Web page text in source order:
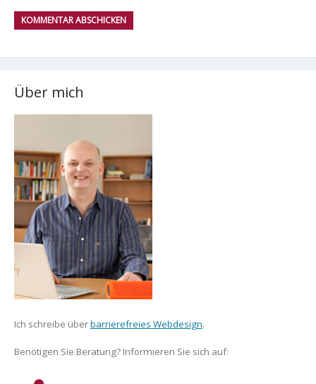
Über mich
Ich schreibe überbarrierefreies Webdesign.
Benötigen Sie Beratung? Informieren Sie sich auf: